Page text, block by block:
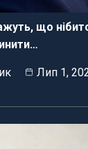
що
Лип 1,